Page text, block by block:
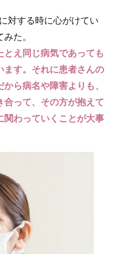
対する時に心がけてい
た。
え同じ病気であっても
ます。それに患者さんの
ら病名や障害よりも、
って、その方が抱えて
関わっていくことが大事